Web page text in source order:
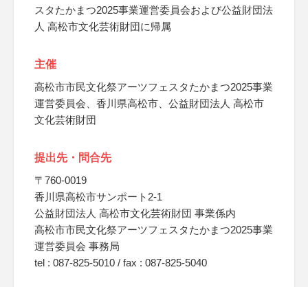
スタたかまつ2025事業運営委員会および公益財団法
人 高松市文化芸術財団に帰属
主催
高松市市民文化祭アーツフェスタたかまつ2025事業
運営委員会、香川県高松市、公益財団法人 高松市
文化芸術財団
提出先・問合先
〒760-0019
香川県高松市サンポート2-1
公益財団法人 高松市文化芸術財団 事業係内
高松市市民文化祭アーツフェスタたかまつ2025事業
運営委員会 事務局
tel : 087-825-5010 / fax : 087-825-5040